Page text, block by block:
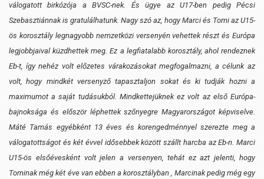
válogatott birkózója a BVSC-nek. És ügye az U17-ben pedig Pécsi
Szebasztiánnak is gratulálhatunk. Nagy szó az, hogy Marci és Tomi az U15-
ös korosztály legnagyobb nemzetközi versenyén vehettek részt és Európa
legjobbjaival küzdhettek meg. Ez a legfiatalabb korosztály, ahol rendeznek
Eb-t, így nehéz volt előzetes várakozásokat megfogalmazni, a célunk az
volt, hogy mindkét versenyző tapasztaljon sokat és ki tudják hozni a
maximumot a saját tudásukból. Mindkettejüknek ez volt az első Európa-
bajnoksága és először léphettek szőnyegre Magyarországot képviselve.
Máté Tamás egyébként 13 éves és korengedménnyel szerezte meg a
válogatottságot és két évvel idősebbek között szállt harcba az Eb-n. Marci
U15-ös elsőévesként volt jelen a versenyen, tehát ez azt jelenti, hogy
Tominak még két éve van ebben a korosztályban , Marcinak pedig még egy